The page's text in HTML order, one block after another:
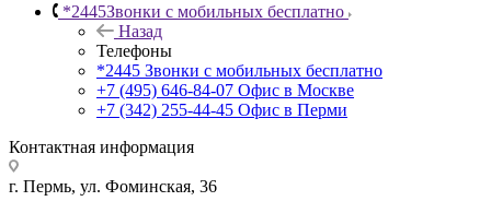
*2445Звонки с мобильных бесплатно
Назад
Телефоны
*2445 Звонки с мобильных бесплатно
+7 (495) 646-84-07 Офис в Москве
+7 (342) 255-44-45 Офис в Перми
Контактная информация
г. Пермь, ул. Фоминская, 36